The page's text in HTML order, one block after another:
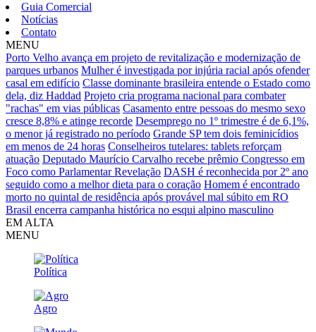
Guia Comercial
Notícias
Contato
MENU
Porto Velho avança em projeto de revitalização e modernização de
parques urbanos Mulher é investigada por injúria racial após ofender
casal em edifício Classe dominante brasileira entende o Estado como
dela, diz Haddad Projeto cria programa nacional para combater
"rachas" em vias públicas Casamento entre pessoas do mesmo sexo
cresce 8,8% e atinge recorde Desemprego no 1º trimestre é de 6,1%,
o menor já registrado no período Grande SP tem dois feminicídios
em menos de 24 horas Conselheiros tutelares: tablets reforçam
atuação Deputado Maurício Carvalho recebe prêmio Congresso em
Foco como Parlamentar Revelação DASH é reconhecida por 2º ano
seguido como a melhor dieta para o coração Homem é encontrado
morto no quintal de residência após provável mal súbito em RO
Brasil encerra campanha histórica no esqui alpino masculino
EM ALTA
MENU
Política
Agro